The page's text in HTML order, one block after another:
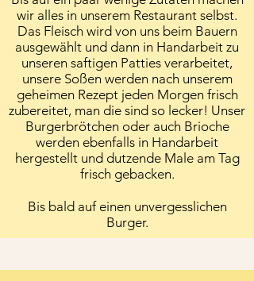
wir alles in unserem Restaurant selbst.
Das Fleisch wird von uns beim Bauern
ausgewählt und dann in Handarbeit zu
unseren saftigen Patties verarbeitet,
unsere Soßen werden nach unserem
geheimen Rezept jeden Morgen frisch
zubereitet, man die sind so lecker! Unser
Burgerbrötchen oder auch Brioche
werden ebenfalls in Handarbeit
hergestellt und dutzende Male am Tag
frisch gebacken.
Bis bald auf einen unvergesslichen
Burger.